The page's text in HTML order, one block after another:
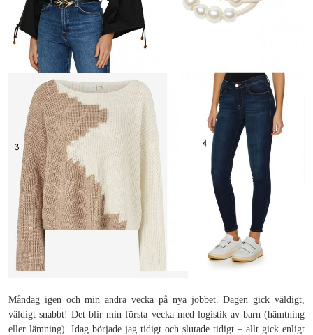
Måndag igen och min andra vecka på nya jobbet. Dagen gick väldigt,
väldigt snabbt! Det blir min första vecka med logistik av barn (hämtning
eller lämning). Idag började jag tidigt och slutade tidigt – allt gick enligt